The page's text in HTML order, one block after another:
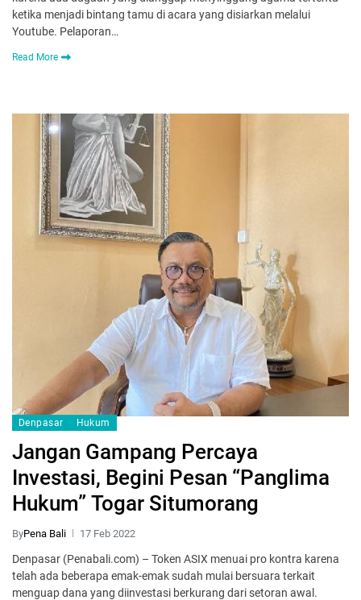
ketika menjadi bintang tamu di acara yang disiarkan melalui
Youtube. Pelaporan…
Read More
Denpasar Hukum
Jangan Gampang Percaya
Investasi, Begini Pesan “Panglima
Hukum” Togar Situmorang
ByPena Bali 17 Feb 2022
Denpasar (Penabali.com) – Token ASIX menuai pro kontra karena
telah ada beberapa emak-emak sudah mulai bersuara terkait
menguap dana yang diinvestasi berkurang dari setoran awal.